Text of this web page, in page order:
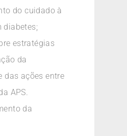
do cuidado à
diabetes;
estratégias
da
das ações entre
APS.
da